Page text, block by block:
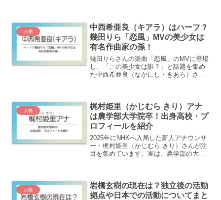
「風、薫る」での役どころ...
人物
中西希亜良（キアラ）はハーフ？
幾田りら「恋風」MVの美少女は
有名作曲家の孫！
幾田りらさんの楽曲「恋風」のMVに登場
し、「この美少女は誰？」と話題を集め
た中西希亜良（なかにし・きあら）さ
出身で、13歳にして映画...
人物
梶村姫里（かじむら きり）アナ
は農学部大学院卒！出身高校・プ
ロフィールを紹介
2025年にNHKへ入局した新人アナウンサ
ー・梶村姫里（かじむら きり）さんが注
目を集めています。実は、農学部の大学
での活動まで、気...
人物
岩橋玄樹の現在は？独立後の活動
拠点や日本での活動についてまと